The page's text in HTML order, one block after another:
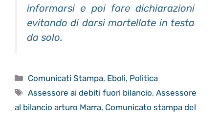
informarsi e poi fare dichiarazioni
evitando di darsi martellate in testa
da solo.
Categorie
Comunicati Stampa, Eboli, Politica
Tag
Assessore ai debiti fuori bilancio,Assessore
al bilancio arturo Marra, Comunicato stampa del